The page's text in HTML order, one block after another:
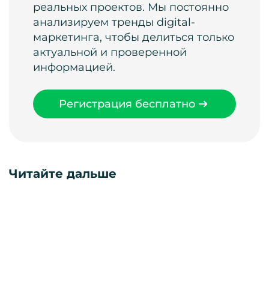
реальных проектов. Мы постоянно
анализируем тренды digital-
маркетинга, чтобы делиться только
актуальной и проверенной
информацией.
Регистрация бесплатно
Читайте дальше